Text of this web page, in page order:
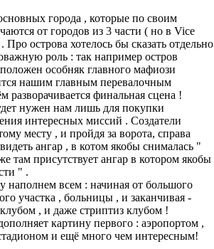
города , которые по своим
от городов из 3 части ( но в Vice
острова хотелось бы сказать отдельно
роль : так например остров
особняк главного мафиози
нашим главным перевалочным
финальная сцена !
нужен нам лишь для покупки
интересных миссий . Создатели
месту , и пройдя за ворота, справа
ангар , в котом якобы снималась "
там присутствует ангар в котором якобы
" .
наполнем всем : начиная от большого
участка , больницы , и заканчивая -
, и даже стриптиз клубом !
картину первого : аэропортом ,
и ещё много чем интересным!